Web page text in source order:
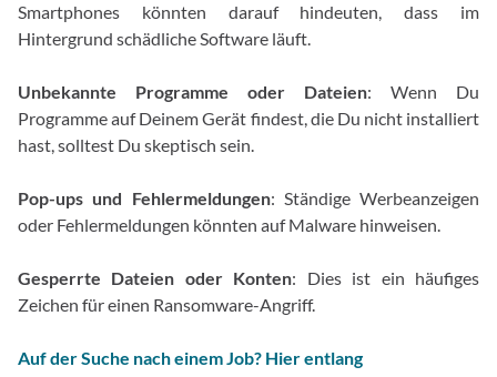
Smartphones könnten darauf hindeuten, dass im
Hintergrund schädliche Software läuft.
Unbekannte Programme oder Dateien: Wenn Du
Programme auf Deinem Gerät findest, die Du nicht installiert
hast, solltest Du skeptisch sein.
Pop-ups und Fehlermeldungen: Ständige Werbeanzeigen
oder Fehlermeldungen könnten auf Malware hinweisen.
Gesperrte Dateien oder Konten: Dies ist ein häufiges
Zeichen für einen Ransomware-Angriff.
Auf der Suche nach einem Job? Hier entlang